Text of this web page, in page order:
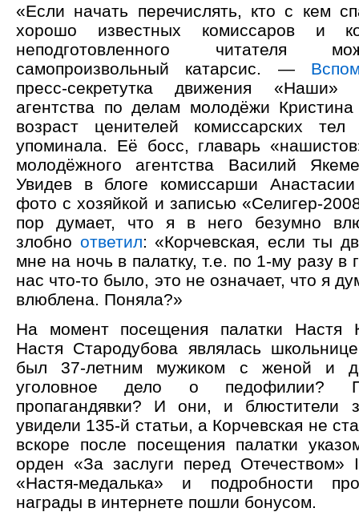
«Если начать перечислять, кто с кем
хорошо известных комиссаров и
неподготовленного читателя
самопроизвольный катарсис. —
пресс-секретутка движения
агентства по делам молодёжи
возраст ценителей комиссарских тел
упоминала. Её босс, главарь
молодёжного агентства Василий
Увидев в блоге комиссарши
фото с хозяйкой и записью «Селигер-
пор думает, что я в него безумно
злобно ответил: «Корчевская, если ты
мне на ночь в палатку, т.е. по 1-му разу в
нас что-то было, это не означает, что я
влюблена. Поняла?»
На момент посещения палатки Настя
Настя Стародубова являлась
был 37-летним мужиком с женой и
уголовное дело о педофилии?
пропагандявки? И они, и блюстители
увидели 135-й статьи, а Корчевская не
вскоре после посещения палатки
орден «За заслуги перед Отечеством»
«Настя-медалька» и подробности
награды в интернете пошли бонусом.